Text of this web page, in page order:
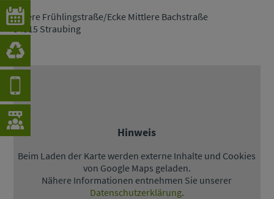
Innere Frühlingstraße/Ecke Mittlere Bachstraße
94315 Straubing
Hinweis
Beim Laden der Karte werden externe Inhalte und Cookies
von Google Maps geladen.
Nähere Informationen entnehmen Sie unserer
Datenschutzerklärung.